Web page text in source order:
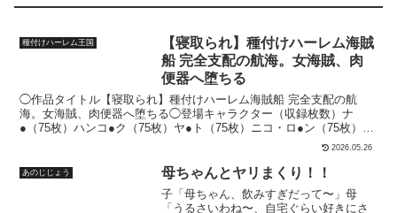
種付けハーレム王国
【寝取られ】種付けハーレム海賊
船 完全支配の航海。女海賊、肉
便器へ堕ちる
◯作品タイトル【寝取られ】種付けハーレム海賊船 完全支配の航
海。女海賊、肉便器へ堕ちる◯登場キャラクター（収録枚数）ナ
●（75枚）ハンコ●ク（75枚）ヤ●ト（75枚）ニコ・ロ●ン（75枚）ネ
フ●ルタリ・ビビ（75枚）ペロ●ナ（75枚）※複数人プレイ、ハーレ
め・オナニー・足コキ・パイズリ・フェラチオ・顔射・立ちバック・
駅弁・正常位・騎乗位・まんぐり返し・中出し・ぶっかけ・妊娠・
3P、4P◯仕様画像サイズ:縦｜1344px 1728px画像サイズ:横｜
2026.05.26
あのじじょう 母ちゃんとヤリまくり！！
子「母ちゃん、飲みすぎだって〜」母
「うるさいわね〜、自宅ぐらい好きにさ